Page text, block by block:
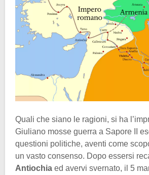
Quali che siano le ragioni, si ha
Giuliano mosse guerra a Sapore II
questioni politiche, aventi come
un vasto consenso. Dopo essersi
Antiochia ed avervi svernato, il 5